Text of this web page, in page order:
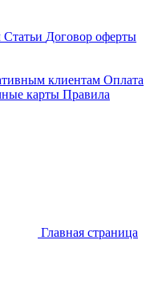
Статьи Договор оферты
клиентам Оплата
карты Правила
Главная страница